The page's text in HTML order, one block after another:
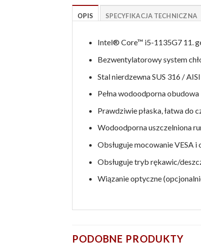
OPIS SPECYFIKACJA TECHNICZNA
Intel® Core™ i5-1135G7 11.
Bezwentylatorowy system
Stal nierdzewna SUS 316 /
Pełna wodoodporna
Prawdziwie płaska, łatwa do
Wodoodporna uszczelniona
Obsługuje mocowanie VESA
Obsługuje tryb rękawic/
Wiązanie optyczne
PODOBNE PRODUKTY